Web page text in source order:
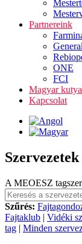
Partnereink
ONE
FCI
Magyar
Kapcsolat
Szervezetek
A MEOESZ
Szűrés:
Fajtaklub | Vidéki
tag | Minden